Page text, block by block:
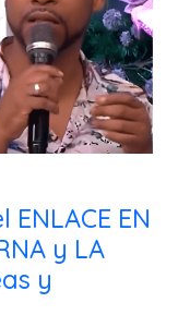
ENLACE EN
y LA
y